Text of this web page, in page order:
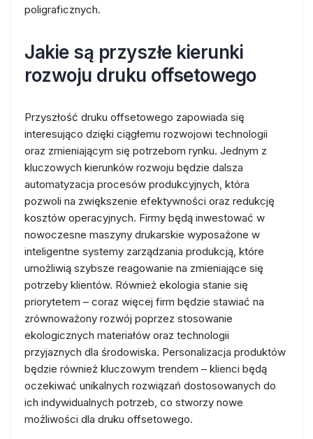
poligraficznych.
Jakie są przyszłe kierunki
rozwoju druku offsetowego
Przyszłość druku offsetowego zapowiada się
interesująco dzięki ciągłemu rozwojowi technologii
oraz zmieniającym się potrzebom rynku. Jednym z
kluczowych kierunków rozwoju będzie dalsza
automatyzacja procesów produkcyjnych, która
pozwoli na zwiększenie efektywności oraz redukcję
kosztów operacyjnych. Firmy będą inwestować w
nowoczesne maszyny drukarskie wyposażone w
inteligentne systemy zarządzania produkcją, które
umożliwią szybsze reagowanie na zmieniające się
potrzeby klientów. Również ekologia stanie się
priorytetem – coraz więcej firm będzie stawiać na
zrównoważony rozwój poprzez stosowanie
ekologicznych materiałów oraz technologii
przyjaznych dla środowiska. Personalizacja produktów
będzie również kluczowym trendem – klienci będą
oczekiwać unikalnych rozwiązań dostosowanych do
ich indywidualnych potrzeb, co stworzy nowe
możliwości dla druku offsetowego.